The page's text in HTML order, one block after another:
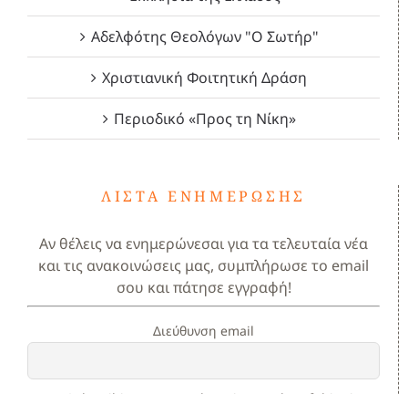
Αδελφότης Θεολόγων "Ο Σωτήρ"
Χριστιανική Φοιτητική Δράση
Περιοδικό «Προς τη Νίκη»
ΛΊΣΤΑ ΕΝΗΜΈΡΩΣΗΣ
Αν θέλεις να ενημερώνεσαι για τα τελευταία νέα
και τις ανακοινώσεις μας, συμπλήρωσε το email
σου και πάτησε εγγραφή!
Διεύθυνση email